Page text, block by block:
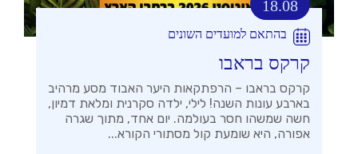
18.08
בהתאם למועדים השונים
קרקס בראבו
קרקס בראבו – הרפתקאות היער האבוד מסע מרהיב
בארבע עונות השנה! לילי, ילדה סקרנית ומלאת דמיון,
חשה שמשהו חסר בעולמה. יום אחד, מתוך שגרה
אפורה, היא שומעת קול מסתורי הקורא...